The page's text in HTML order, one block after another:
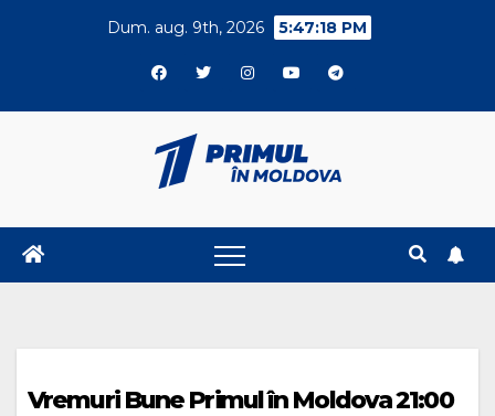
Dum. aug. 9th, 2026 5:47:19 PM
Vremuri Bune Primul în Moldova 21:00